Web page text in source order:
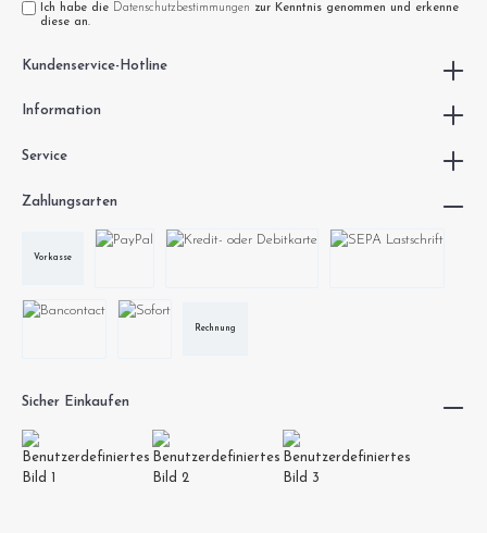
Zahlungsarten
Vorkasse
Rechnung
Ich habe die Datenschutzbestimmungen zur Kenntnis genommen und erkenne
diese an.
Kundenservice-Hotline
Information
Service
Sicher Einkaufen